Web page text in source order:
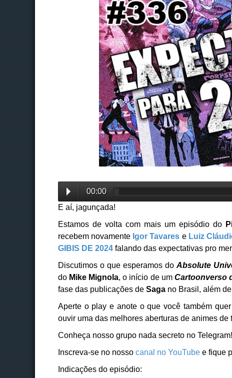
00:00
E aí, jagunçada!
Estamos de volta com mais um episódio do
recebem novamente Igor Tavares e Luiz
GIBIS DE 2024 falando das expectativas pro
Discutimos o que esperamos do Absolute
do Mike Mignola, o início de um Cartoonverso
fase das publicações de Saga no Brasil, além
Aperte o play e anote o que você também
ouvir uma das melhores aberturas de animes de
Conheça nosso grupo nada secreto no Telegram!
Inscreva-se no nosso canal no YouTube e fique
Indicações do episódio: